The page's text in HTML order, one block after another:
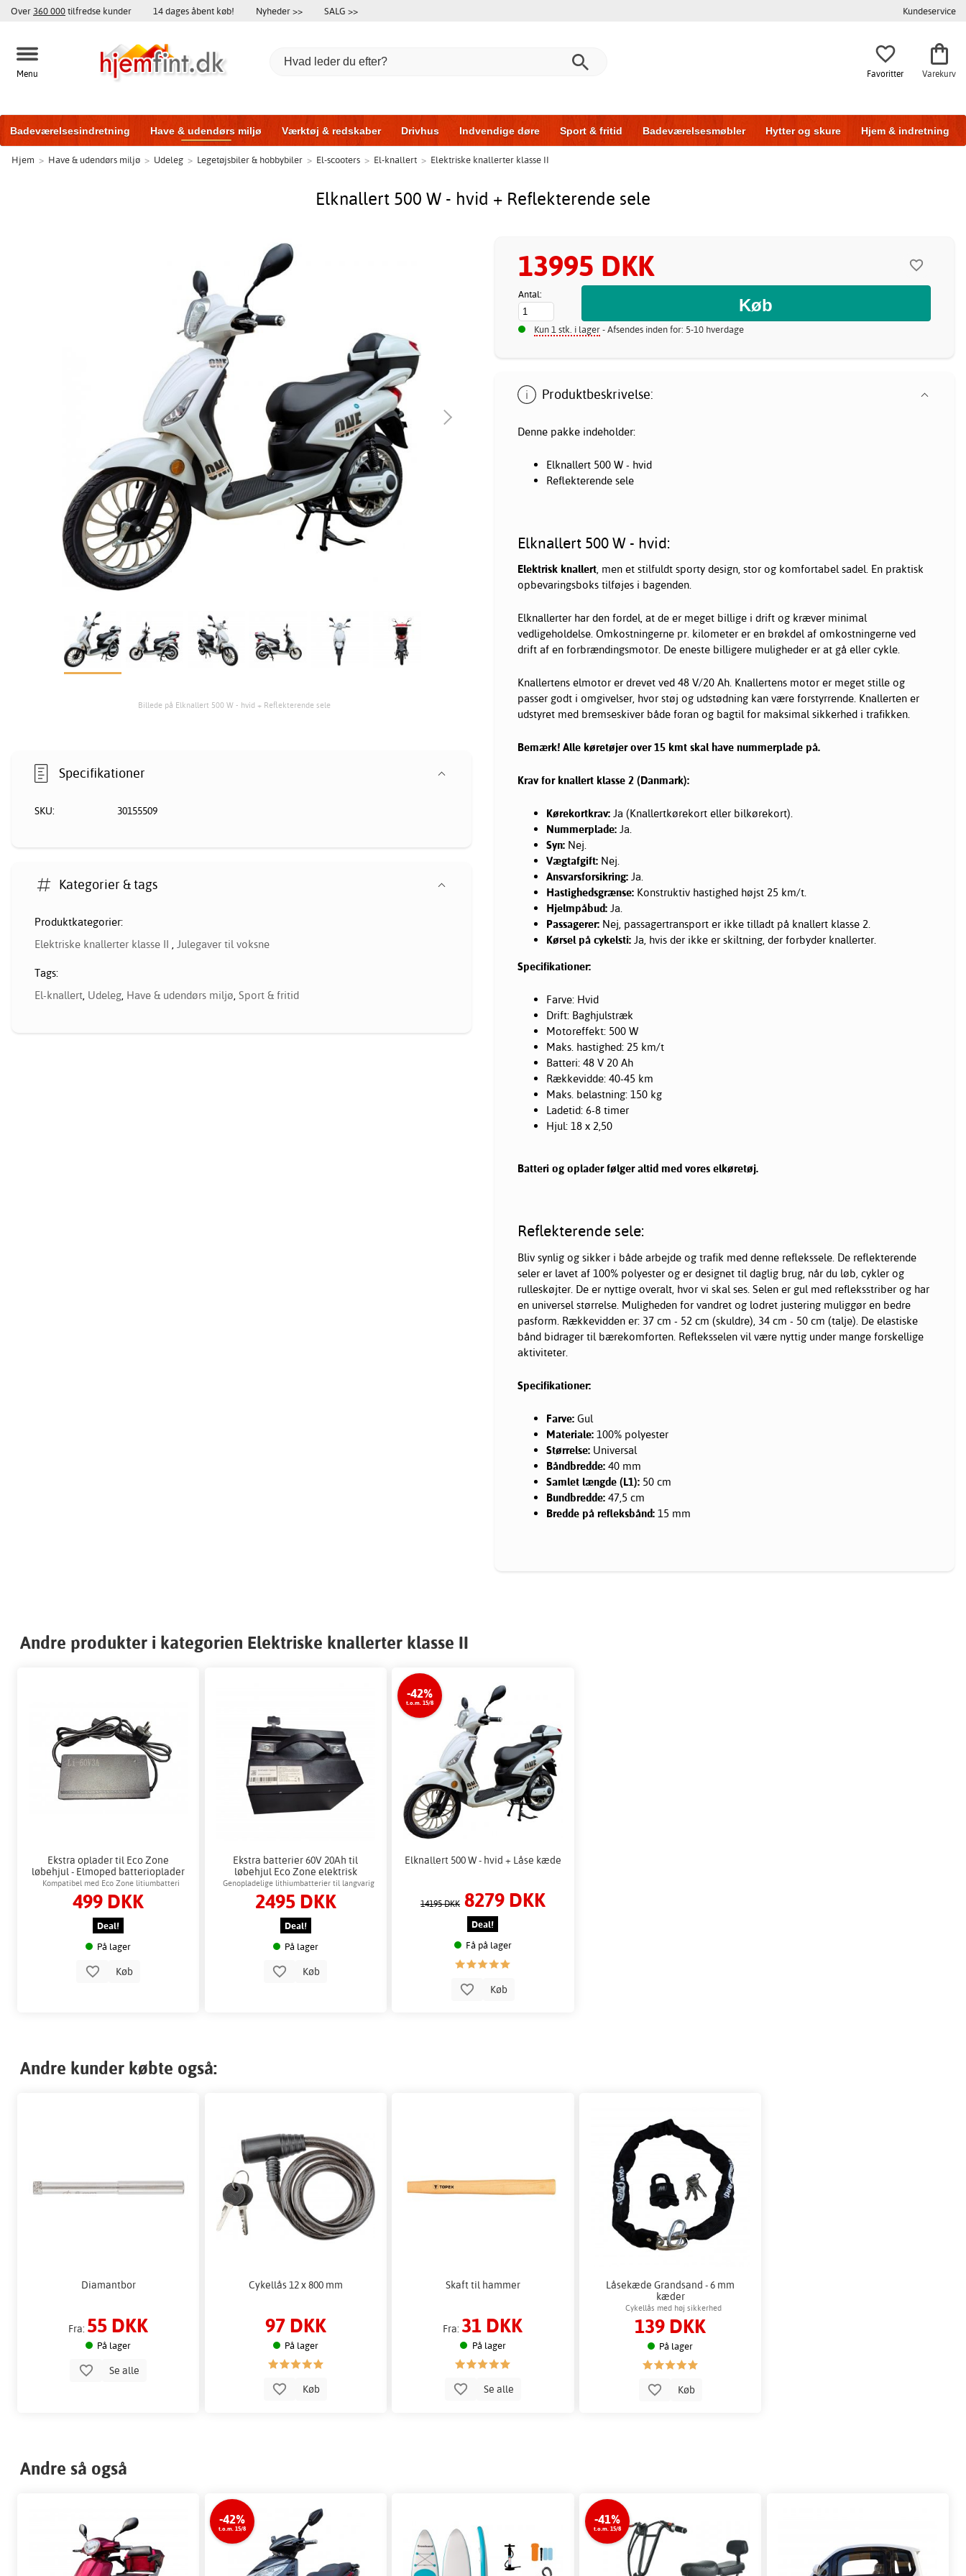
Over 360 000tilfredse kunder 14 dages åbent køb! Nyheder >> SALG >> Kundeservice
Menu Favoritter Varekurv
Badeværelsesindretning Have & udendørs miljø Værktøj & redskaber Drivhus Indvendige døre Sport & fritid Badeværelsesmøbler Hytter og skure Hjem & indretning
Træningsudstyr Yderdøre Vinduer Garageporte Bil & garage Hus & byg Opbevaring Skydedøre
Hjem > Have & udendørs miljø > Udeleg > Legetøjsbiler & hobbybiler > El-scooters > El-knallert > Elektriske knallerter klasse II
Elknallert 500 W - hvid + Reflekterende sele
Billede på Elknallert 500 W - hvid + Reflekterende sele
13995 DKK
Antal:
Kun 1 stk. i lager- Afsendes inden for: 5-10 hverdage
Produktbeskrivelse:
Denne pakke indeholder:
Elknallert 500 W - hvid
Reflekterende sele
Elknallert 500 W - hvid:
Elektrisk knallert, men et stilfuldt sporty design, stor og komfortabel sadel. En praktisk
opbevaringsboks tilføjes i bagenden.
Elknallerter har den fordel, at de er meget billige i drift og kræver minimal
vedligeholdelse. Omkostningerne pr. kilometer er en brøkdel af omkostningerne ved
drift af en forbrændingsmotor. De eneste billigere muligheder er at gå eller cykle.
Knallertens elmotor er drevet ved 48 V/20 Ah. Knallertens motor er meget stille og
passer godt i omgivelser, hvor støj og udstødning kan være forstyrrende. Knallerten er
udstyret med bremseskiver både foran og bagtil for maksimal sikkerhed i trafikken.
Bemærk! Alle køretøjer over 15 kmt skal have nummerplade på.
Krav for knallert klasse 2 (Danmark):
Kørekortkrav: Ja (Knallertkørekort eller bilkørekort).
Nummerplade: Ja.
Syn: Nej.
Vægtafgift: Nej.
Ansvarsforsikring: Ja.
Hastighedsgrænse: Konstruktiv hastighed højst 25 km/t.
Hjelmpåbud: Ja.
Passagerer: Nej, passagertransport er ikke tilladt på knallert klasse 2.
Kørsel på cykelsti: Ja, hvis der ikke er skiltning, der forbyder knallerter.
Specifikationer:
Farve: Hvid
Drift: Baghjulstræk
Motoreffekt: 500 W
Maks. hastighed: 25 km/t
Batteri: 48 V 20 Ah
Rækkevidde: 40-45 km
Maks. belastning: 150 kg
Ladetid: 6-8 timer
Hjul: 18 x 2,50
Batteri og oplader følger altid med vores elkøretøj.
Reflekterende sele:
Bliv synlig og sikker i både arbejde og trafik med denne reflekssele. De reflekterende
seler er lavet af 100% polyester og er designet til daglig brug, når du løb, cykler og
rulleskøjter. De er nyttige overalt, hvor vi skal ses. Selen er gul med refleksstriber og har
en universel størrelse. Muligheden for vandret og lodret justering muliggør en bedre
pasform. Rækkevidden er: 37 cm - 52 cm (skuldre), 34 cm - 50 cm (talje). De elastiske
bånd bidrager til bærekomforten. Refleksselen vil være nyttig under mange forskellige
aktiviteter.
Specifikationer:
Farve: Gul
Materiale: 100% polyester
Størrelse: Universal
Båndbredde: 40 mm
Samlet længde (L1): 50 cm
Bundbredde: 47,5 cm
Bredde på refleksbånd: 15 mm
Specifikationer
SKU: 30155509
Kategorier & tags
Produktkategorier:
Elektriske knallerter klasse II , Julegaver til voksne
Tags:
El-knallert, Udeleg, Have & udendørs miljø, Sport & fritid
Andre produkter i kategorien Elektriske knallerter klasse II
Ekstra oplader til Eco Zone
løbehjul - Elmoped batterioplader
Kompatibel med Eco Zone litiumbatteri
499 DKK
Deal!
På lager
Køb
Ekstra batterier 60V 20Ah til
løbehjul Eco Zone elektrisk
knallert
Genopladelige lithiumbatterier til langvarig
brug
2495 DKK
Deal!
På lager
Køb
-42%
t.o.m. 15/8
Elknallert 500 W - hvid + Låse kæde
14195 DKK 8279 DKK
Deal!
Få på lager
Køb
Andre kunder købte også:
Diamantbor
Fra: 55 DKK
På lager
Se alle
Cykellås 12 x 800 mm
97 DKK
På lager
Køb
Skaft til hammer
Fra: 31 DKK
På lager
Se alle
Låsekæde Grandsand - 6 mm
kæder
Cykellås med høj sikkerhed
139 DKK
På lager
Køb
Andre så også
-42%
t.o.m. 15/8
-41%
t.o.m. 15/8